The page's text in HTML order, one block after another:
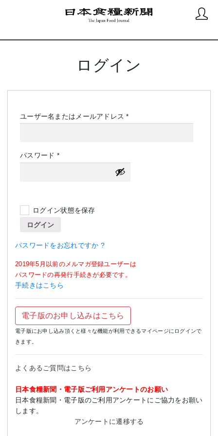
ログイン
ユーザー名またはメールアドレス*必
パスワード *必
須
ログイン状態を保存
ログイン
パスワードをお忘れですか ?
2019年5月以前のメルマガ登録ユーザーは
パスワードの再発行手続きが必要です。
手続きはこちら
電子版のお申し込みはこちら
電子版にお申し込み頂くと様々な機能が利用できるマイページにログインで
きます。
よくあるご質問はこちら
日本食糧新聞・電子版ご利用アンケートのお願い
日本食糧新聞・電子版のご利用アンケートにご協力をお願い
します。
アンケートに遷移する